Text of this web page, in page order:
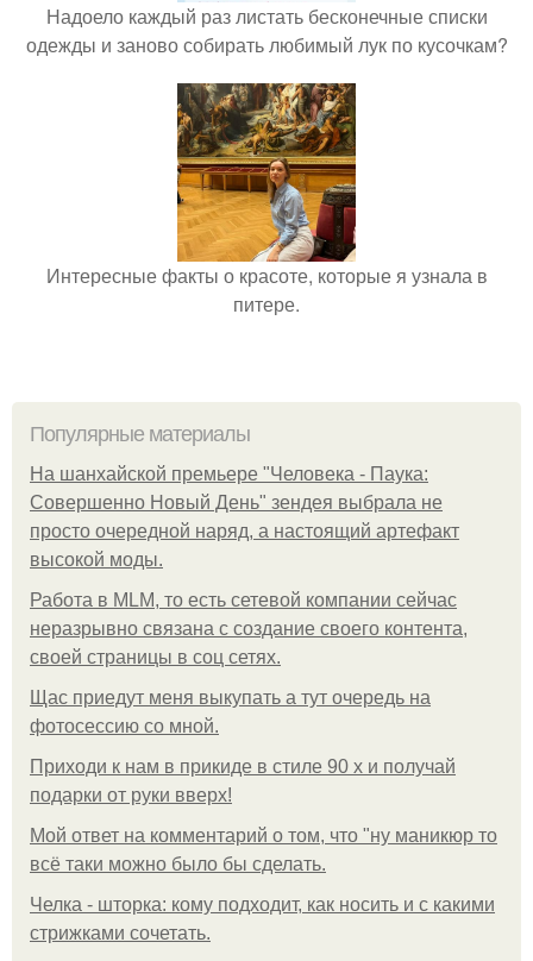
Надоело каждый раз листать бесконечные списки
одежды и заново собирать любимый лук по кусочкам?
Интересные факты о красоте, которые я узнала в
питере.
Популярные материалы
На шанхайской премьере "Человека - Паука:
Совершенно Новый День" зендея выбрала не
просто очередной наряд, а настоящий артефакт
высокой моды.
Работа в MLM, то есть сетевой компании сейчас
неразрывно связана с создание своего контента,
своей страницы в соц сетях.
Щас приедут меня выкупать а тут очередь на
фотосессию со мной.
Приходи к нам в прикиде в стиле 90 х и получай
подарки от руки вверх!
Мой ответ на комментарий о том, что "ну маникюр то
всё таки можно было бы сделать.
Челка - шторка: кому подходит, как носить и с какими
стрижками сочетать.